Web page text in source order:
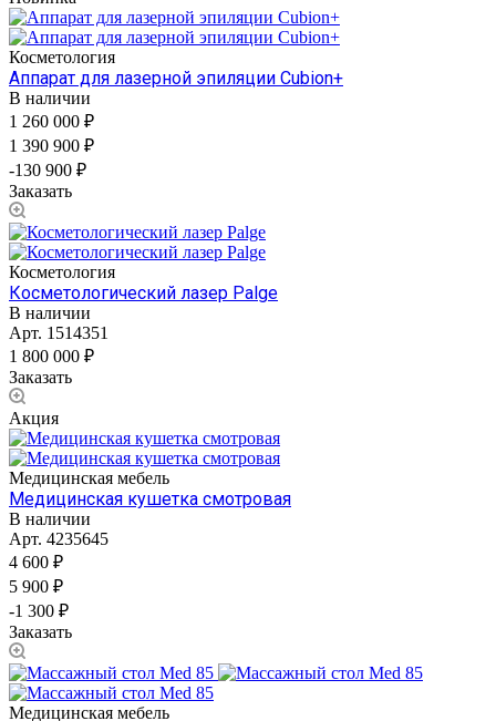
Косметология
Аппарат для лазерной эпиляции Cubion+
В наличии
1 260 000 ₽
1 390 900 ₽
-130 900 ₽
Заказать
Косметология
Косметологический лазер Palge
В наличии
Арт. 1514351
1 800 000 ₽
Заказать
Акция
Медицинская мебель
Медицинская кушетка смотровая
В наличии
Арт. 4235645
4 600 ₽
5 900 ₽
-1 300 ₽
Заказать
Медицинская мебель